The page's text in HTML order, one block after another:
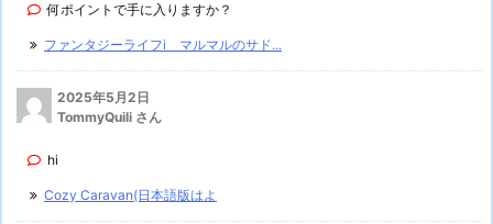
何ポイントで手に入りますか？
ファンタジーライフi マルマルのサド...
2025年5月2日
TommyQuili さん
hi
Cozy Caravan(日本語版はよ